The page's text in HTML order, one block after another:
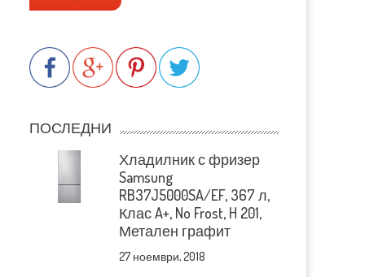
ПОСЛЕДНИ
Хладилник с фризер
Samsung
RB37J5000SA/EF, 367 л,
Клас A+, No Frost, H 201,
Метален графит
27 ноември, 2018